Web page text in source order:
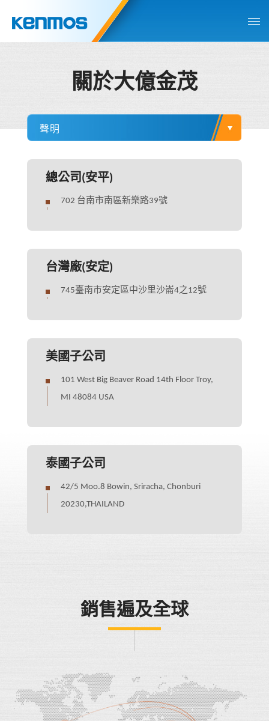
關於大億金茂
總公司(安平)
702 台南市南區新樂路39號
台灣廠(安定)
745臺南市安定區中沙里沙崙4之12號
美國子公司
101 West Big Beaver Road 14th Floor Troy,
MI 48084 USA
泰國子公司
42/5 Moo.8 Bowin, Sriracha, Chonburi
20230,THAILAND
銷售遍及全球